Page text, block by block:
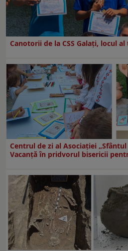
Canotorii de la CSS Galați, locul
Centrul de zi al Asociației
Vacanță în pridvorul bisericii